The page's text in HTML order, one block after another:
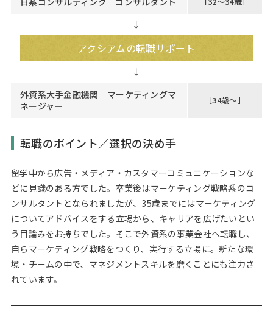
↓
アクシアムの転職サポート
外資系大手金融機関 マーケティングマ
ネージャー
［34歳～］
転職のポイント／選択の決め手
留学中から広告・メディア・カスタマーコミュニケーションな
どに見識のある方でした。卒業後はマーケティング戦略系のコ
ンサルタントとなられましたが、35歳までにはマーケティング
についてアドバイスをする立場から、キャリアを広げたいとい
う目論みをお持ちでした。そこで外資系の事業会社へ転職し、
自らマーケティング戦略をつくり、実行する立場に。新たな環
境・チームの中で、マネジメントスキルを磨くことにも注力さ
れています。